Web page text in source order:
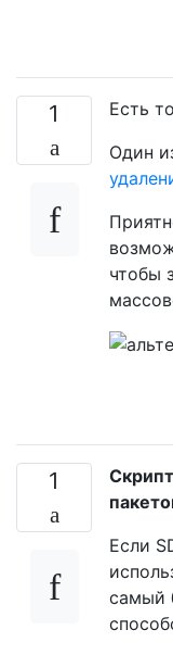
1
Есть
Один
чтобы
1
Если
самый